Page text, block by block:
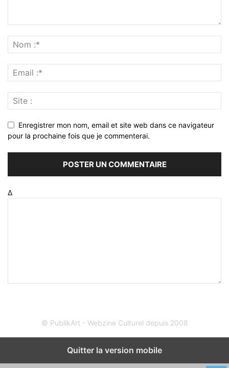
Enregistrer mon nom, email et site web dans ce navigateur
pour la prochaine fois que je commenterai.
Δ
© PublikArt - Webzine Culturel depuis 2008
Quitter la version mobile